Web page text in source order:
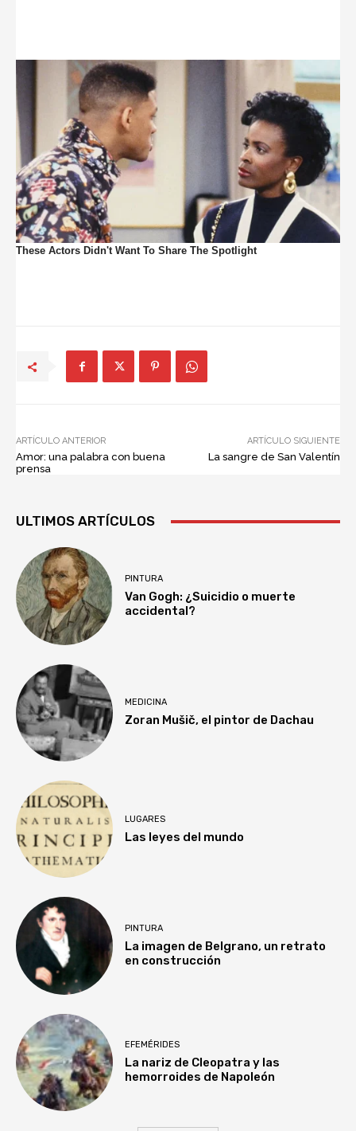
ARTÍCULO ANTERIOR
Amor: una palabra con buena
prensa
ARTÍCULO SIGUIENTE
La sangre de San Valentín
ULTIMOS ARTÍCULOS
PINTURA
Van Gogh: ¿Suicidio o muerte
accidental?
MEDICINA
Zoran Mušič, el pintor de Dachau
LUGARES
Las leyes del mundo
PINTURA
La imagen de Belgrano, un retrato
en construcción
EFEMÉRIDES
La nariz de Cleopatra y las
hemorroides de Napoleón